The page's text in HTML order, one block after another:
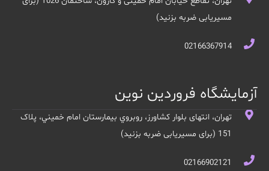
مسیریابی ضربه بزنید)
02166367914
آزمایشگاه فروردین نوین
تهران، انتهای بلوار کشاورز، روبروي بيمارستان امام خميني، پلاک
151 (برای مسیریابی ضربه بزنید)
02166902121